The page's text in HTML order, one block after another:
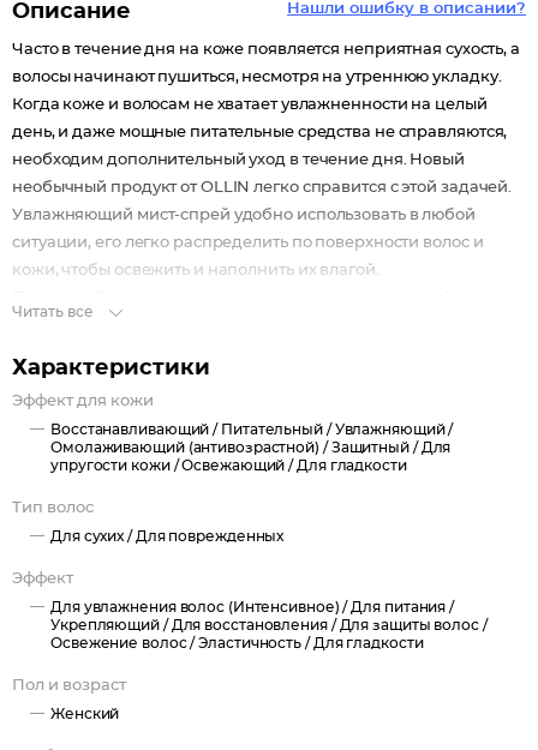
Нашли ошибку в описании?
Описание
Часто в течение дня на коже появляется неприятная сухость, а
волосы начинают пушиться, несмотря на утреннюю укладку.
Когда коже и волосам не хватает увлажненности на целый
день, и даже мощные питательные средства не справляются,
необходим дополнительный уход в течение дня. Новый
необычный продукт от OLLIN легко справится с этой задачей.
Увлажняющий мист-спрей удобно использовать в любой
ситуации, его легко распределить по поверхности волос и
кожи, чтобы освежить и наполнить их влагой.
синтез коллагена и возвращают волосам прочность и
эластичность. Легкий фруктовый аромат миста мгновенно
улучшает настроение.
Читать все
Характеристики
Эффект для кожи
Восстанавливающий / Питательный /Увлажняющий /
Омолаживающий (антивозрастной) /Защитный / Для
упругости кожи /Освежающий / Для гладкости
Тип волос
Для сухих / Для поврежденных
Эффект
Для увлажнения волос (Интенсивное) / Для питания /
Укрепляющий / Для восстановления / Для защиты волос /
Освежение волос /Эластичность / Для гладкости
Пол и возраст
Женский